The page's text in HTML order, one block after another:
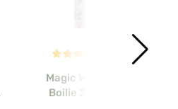
Magic Wolf Krmné
Boilie 20mm 5kg